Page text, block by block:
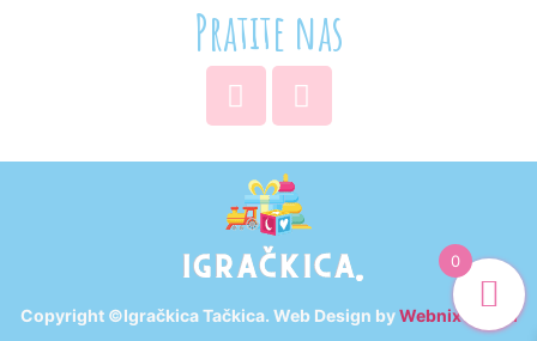
Pratite nas
Copyright ©Igračkica Tačkica. Web Design byWebnix Digital
0